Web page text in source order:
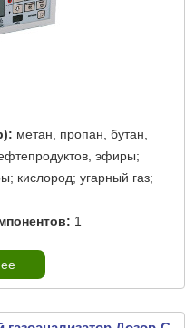
метан, пропан, бутан,
эфиры;
кислород; угарный газ;
1